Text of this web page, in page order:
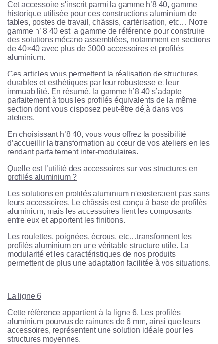
Cet accessoire s'inscrit parmi la gamme h’8 40, gamme
historique utilisée pour des constructions aluminium de
tables, postes de travail, châssis, cartérisation, etc… Notre
gamme h’ 8 40 est la gamme de référence pour construire
des solutions mécano assemblées, notamment en sections
de 40×40 avec plus de 3000 accessoires et profilés
aluminium.
Ces articles vous permettent la réalisation de structures
durables et esthétiques par leur robustesse et leur
immuabilité. En résumé, la gamme h’8 40 s’adapte
parfaitement à tous les profilés équivalents de la même
section dont vous disposez peut-être déjà dans vos
ateliers.
En choisissant h’8 40, vous vous offrez la possibilité
d’accueillir la transformation au cœur de vos ateliers en les
rendant parfaitement inter-modulaires.
Quelle est l’utilité des accessoires sur vos structures en
profilés aluminium ?
Les solutions en profilés aluminium n'existeraient pas sans
leurs accessoires. Le châssis est conçu à base de profilés
aluminium, mais les accessoires lient les composants
entre eux et apportent les finitions.
Les roulettes, poignées, écrous, etc…transforment les
profilés aluminium en une véritable structure utile. La
modularité et les caractéristiques de nos produits
permettent de plus une adaptation facilitée à vos situations.
La ligne 6
Cette référence appartient à la ligne 6. Les profilés
aluminium pourvus de rainures de 6 mm, ainsi que leurs
accessoires, représentent une solution idéale pour les
structures moyennes.